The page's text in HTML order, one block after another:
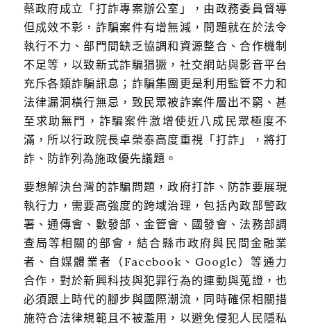
蔡政府成立「打詐專案辦公室」，由政務委員督導
但成效不彰，詐騙案件有增無減，問題就在於法令
執行不力、部門間缺乏協調和資源整合、合作機制
不足等，以致新式詐騙猖獗，社交網站與影音平台
充斥各類詐騙訊息；詐騙集團更是利用監管不力和
法律漏洞橫行無忌，致民眾被詐案件層出不窮、甚
至求助無門，詐騙案件激增使近八成民眾極度不
滿，所以行政院長卓榮泰高度重視「打詐」，將打
詐、防詐列為施政優先議題。
要想解決台灣的詐騙問題，政府打詐、防詐要展現
執行力，需要高強度的跨域治理，包括內政部警政
署、通傳會、數發部、金管會、國發會、法務部調
查局等相關的部會，結合縣市政府與民間金融業
者、自媒體業者（Facebook、Google）等通力
合作，對於新興科技與犯罪行為的連動與蒐證，也
必須跟上時代的腳步與國際潮流，同時確保相關措
施符合法律規範且不被濫用，以避免侵犯人民隱私